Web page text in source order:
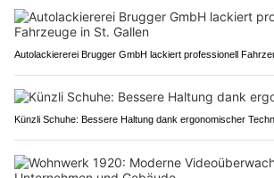
Autolackiererei Brugger GmbH lackiert professionell
Künzli Schuhe: Bessere Haltung dank ergonomischer